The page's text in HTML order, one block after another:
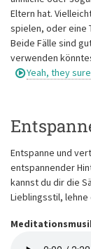
Eltern hat.
spielen, oder eine
Beide Fälle sind
verwenden
Yeah, they
Entspanne und
entspannender
kannst du dir die
Lieblingsstil, lehne